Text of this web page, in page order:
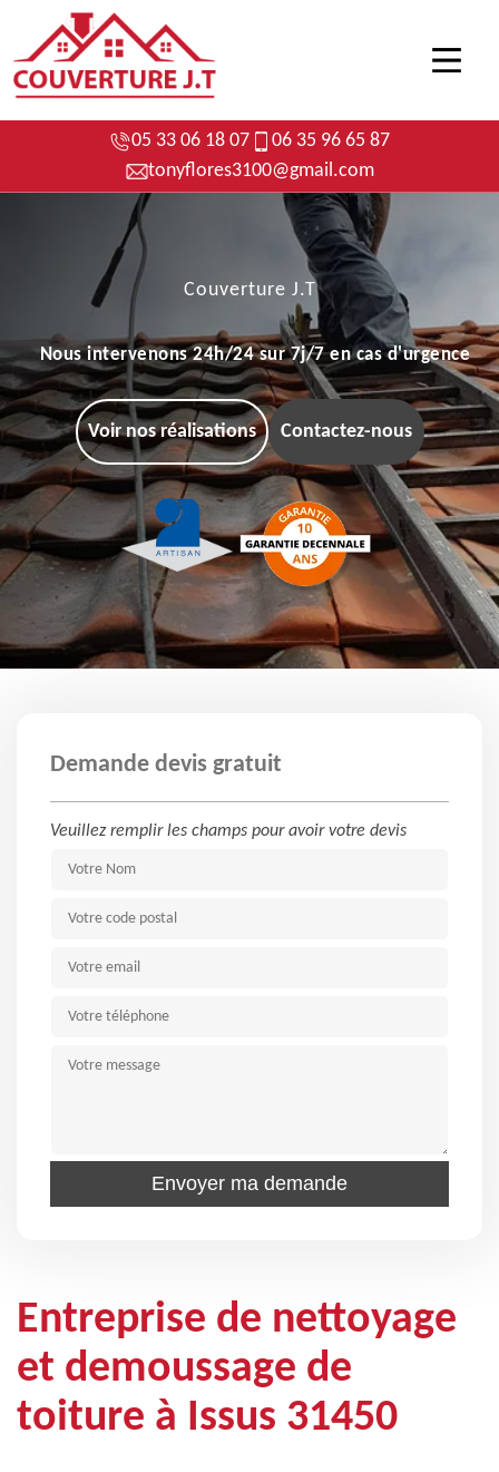
05 33 06 18 07
06 35 96 65 87
tonyflores3100@gmail.com
Couverture J.T
Nous intervenons 24h/24 sur 7j/7 en cas d'urgence
Voir nos réalisations Contactez-nous
Demande devis gratuit
Veuillez remplir les champs pour avoir votre devis
Entreprise de nettoyage
et demoussage de
toiture à Issus 31450